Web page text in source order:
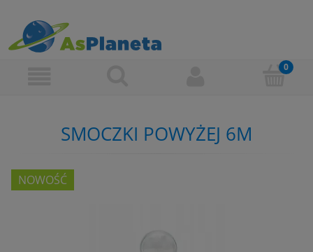
SMOCZKI POWYŻEJ 6M
NOWOŚĆ